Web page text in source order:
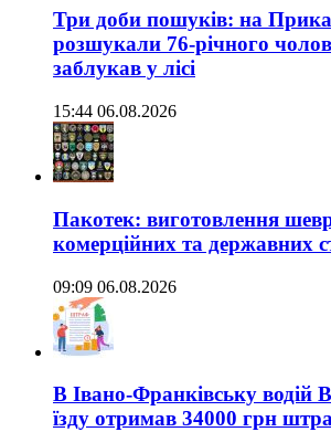
Три доби пошуків: на
розшукали 76-річного
заблукав у лісі
15:44 06.08.2026
Пакотек: виготовлення
комерційних та державних
09:09 06.08.2026
В Івано-Франківську водій
їзду отримав 34000 грн